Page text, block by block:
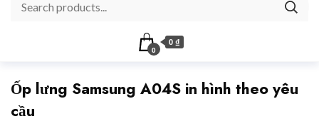
0
0 ₫
Ốp lưng Samsung A04S in hình theo yêu
cầu